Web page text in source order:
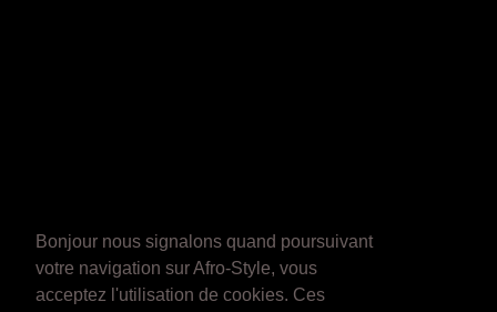
Bonjour nous signalons quand poursuivant
votre navigation sur Afro-Style, vous
acceptez l'utilisation de cookies. Ces